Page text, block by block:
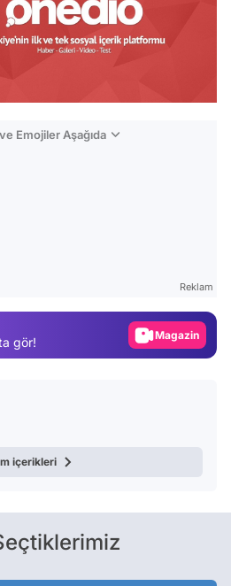
Emojiler Aşağıda
Reklam
gör!
Magazin
içerikleri